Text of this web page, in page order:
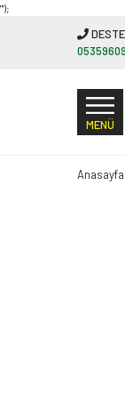
"');
MENÜ
Anasayfa